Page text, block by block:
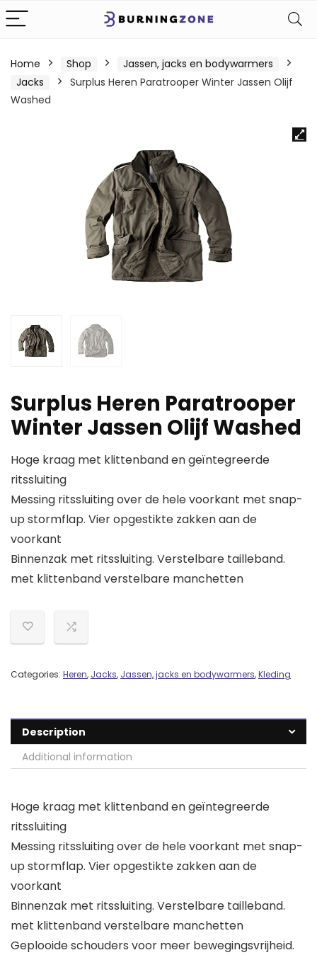
Home Shop
Jassen, jacks en bodywarmers
Jacks
Surplus Heren Paratrooper Winter Jassen Olijf
Washed
Surplus Heren Paratrooper
Winter Jassen Olijf Washed
Hoge kraag met klittenband en geïntegreerde
ritssluiting
Messing ritssluiting over de hele voorkant met snap-
up stormflap. Vier opgestikte zakken aan de
voorkant
Binnenzak met ritssluiting. Verstelbare tailleband.
met klittenband verstelbare manchetten
Categories: Heren, Jacks, Jassen, jacks en bodywarmers,Kleding
Description
Additional information
Hoge kraag met klittenband en geïntegreerde
ritssluiting
Messing ritssluiting over de hele voorkant met snap-
up stormflap. Vier opgestikte zakken aan de
voorkant
Binnenzak met ritssluiting. Verstelbare tailleband.
met klittenband verstelbare manchetten
Geplooide schouders voor meer bewegingsvrijheid.